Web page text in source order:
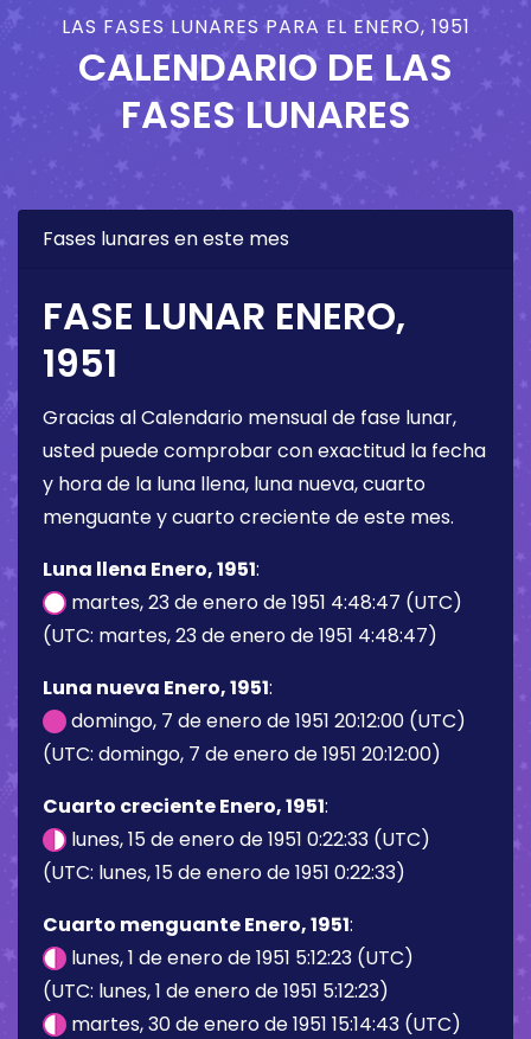
LAS FASES LUNARES PARA EL ENERO, 1951
CALENDARIO DE LAS
FASES LUNARES
Fases lunares en este mes
FASE LUNAR ENERO,
1951
Gracias al Calendario mensual de fase lunar,
usted puede comprobar con exactitud la fecha
y hora de la luna llena, luna nueva, cuarto
menguante y cuarto creciente de este mes.
Luna llena Enero, 1951:
martes, 23 de enero de 1951 4:48:47 (UTC)
(UTC: martes, 23 de enero de 1951 4:48:47)
Luna nueva Enero, 1951:
domingo, 7 de enero de 1951 20:12:00 (UTC)
(UTC: domingo, 7 de enero de 1951 20:12:00)
Cuarto creciente Enero, 1951:
lunes, 15 de enero de 1951 0:22:33 (UTC)
(UTC: lunes, 15 de enero de 1951 0:22:33)
Cuarto menguante Enero, 1951:
lunes, 1 de enero de 1951 5:12:23 (UTC)
(UTC: lunes, 1 de enero de 1951 5:12:23)
martes, 30 de enero de 1951 15:14:43 (UTC)